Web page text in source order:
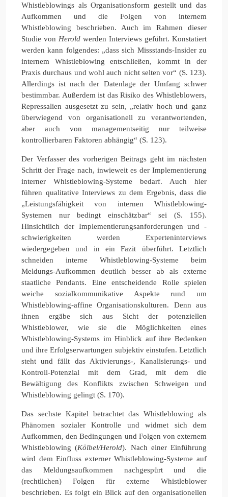
Whistleblowings als Organisationsform gestellt und das
Aufkommen und die Folgen von internem
Whistleblowing beschrieben. Auch im Rahmen dieser
Studie von Herold werden Interviews geführt. Konstatiert
werden kann folgendes: „dass sich Missstands-Insider zu
internem Whistleblowing entschließen, kommt in der
Praxis durchaus und wohl auch nicht selten vor“ (S. 123).
Allerdings ist nach der Datenlage der Umfang schwer
bestimmbar. Außerdem ist das Risiko des Whistleblowers,
Repressalien ausgesetzt zu sein, „relativ hoch und ganz
überwiegend von organisationell zu verantwortenden,
aber auch von managementseitig nur teilweise
kontrollierbaren Faktoren abhängig“ (S. 123).
Der Verfasser des vorherigen Beitrags geht im nächsten
Schritt der Frage nach, inwieweit es der Implementierung
interner Whistleblowing-Systeme bedarf. Auch hier
führen qualitative Interviews zu dem Ergebnis, dass die
„Leistungsfähigkeit von internen Whistleblowing-
Systemen nur bedingt einschätzbar“ sei (S. 155).
Hinsichtlich der Implementierungsanforderungen und -
schwierigkeiten werden Experteninterviews
wiedergegeben und in ein Fazit überführt. Letztlich
schneiden interne Whistleblowing-Systeme beim
Meldungs-Aufkommen deutlich besser ab als externe
staatliche Pendants. Eine entscheidende Rolle spielen
weiche sozialkommunikative Aspekte rund um
Whistleblowing-affine Organisationskulturen. Denn aus
ihnen ergäbe sich aus Sicht der potenziellen
Whistleblower, wie sie die Möglichkeiten eines
Whistleblowing-Systems im Hinblick auf ihre Bedenken
und ihre Erfolgserwartungen subjektiv einstufen. Letztlich
steht und fällt das Aktivierungs-, Kanalisierungs- und
Kontroll-Potenzial mit dem Grad, mit dem die
Bewältigung des Konflikts zwischen Schweigen und
Whistleblowing gelingt (S. 170).
Das sechste Kapitel betrachtet das Whistleblowing als
Phänomen sozialer Kontrolle und widmet sich dem
Aufkommen, den Bedingungen und Folgen von externem
Whistleblowing (Kölbel/Herold). Nach einer Einführung
wird dem Einfluss externer Whistleblowing-Systeme auf
das Meldungsaufkommen nachgespürt und die
(rechtlichen) Folgen für externe Whistleblower
beschrieben. Es folgt ein Blick auf den organisationellen